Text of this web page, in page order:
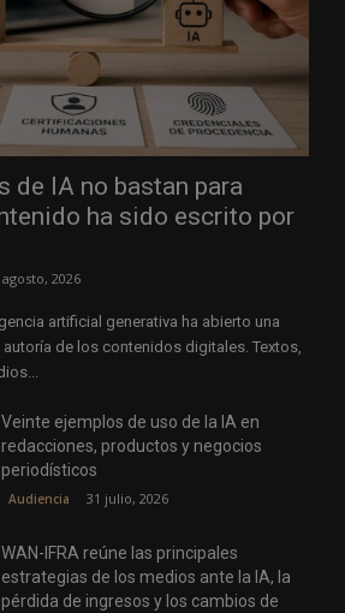
de IA no bastan para
ha sido escrito por
agosto, 2026
artificial generativa ha abierto una
de los contenidos digitales. Textos,
Veinte ejemplos de uso de la IA en
redacciones, productos y negocios
periodísticos
Audiencia 31 julio, 2026
WAN-IFRA reúne las principales
estrategias de los medios ante la IA, la
pérdida de ingresos y los cambios de